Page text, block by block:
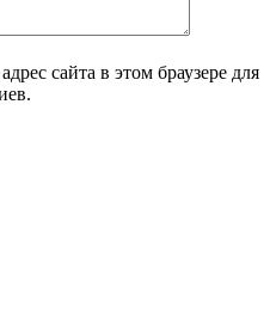
сайта в этом браузере для